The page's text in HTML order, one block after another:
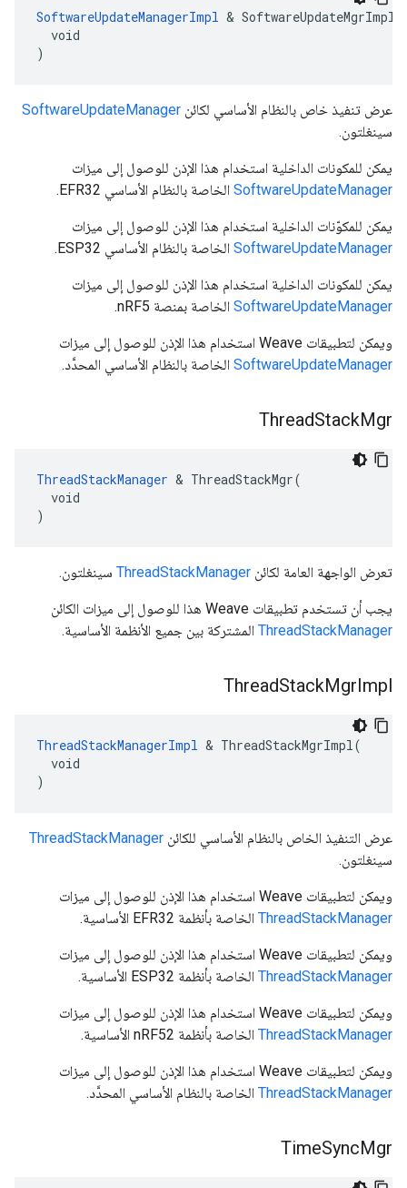
SoftwareUpdateManagerImpl & SoftwareUpdateMgrImpl(
  void
)
عرض تنفيذ خاص بالنظام الأساسي لكائن SoftwareUpdateManager
سينغلتون.
يمكن للمكونات الداخلية استخدام هذا الإذن للوصول إلى ميزات
SoftwareUpdateManager الخاصة بالنظام الأساسي EFR32.
يمكن للمكوّنات الداخلية استخدام هذا الإذن للوصول إلى ميزات
SoftwareUpdateManager الخاصة بالنظام الأساسي ESP32.
يمكن للمكونات الداخلية استخدام هذا الإذن للوصول إلى ميزات
SoftwareUpdateManager الخاصة بمنصة nRF5.
ويمكن لتطبيقات Weave استخدام هذا الإذن للوصول إلى ميزات
SoftwareUpdateManager الخاصة بالنظام الأساسي المحدَّد.
ThreadStackMgr
ThreadStackManager & ThreadStackMgr(
  void
)
تعرض الواجهة العامة لكائن ThreadStackManager سينغلتون.
يجب أن تستخدم تطبيقات Weave هذا للوصول إلى ميزات الكائن
ThreadStackManager المشتركة بين جميع الأنظمة الأساسية.
ThreadStackMgrImpl
ThreadStackManagerImpl & ThreadStackMgrImpl(
  void
)
عرض التنفيذ الخاص بالنظام الأساسي للكائن ThreadStackManager
سينغلتون.
ويمكن لتطبيقات Weave استخدام هذا الإذن للوصول إلى ميزات
ThreadStackManager الخاصة بأنظمة EFR32 الأساسية.
ويمكن لتطبيقات Weave استخدام هذا الإذن للوصول إلى ميزات
ThreadStackManager الخاصة بأنظمة ESP32 الأساسية.
ويمكن لتطبيقات Weave استخدام هذا الإذن للوصول إلى ميزات
ThreadStackManager الخاصة بأنظمة nRF52 الأساسية.
ويمكن لتطبيقات Weave استخدام هذا الإذن للوصول إلى ميزات
ThreadStackManager الخاصة بالنظام الأساسي المحدَّد.
TimeSyncMgr